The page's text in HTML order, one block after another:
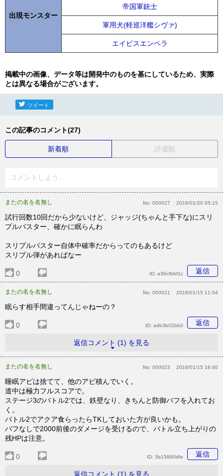
出現モンスター
帝国軍銃士
軍用犬(軽巡洋艦シヴァ)
エイビスエンペラ
掲載中の画像、データ等は開発中のものを基にしているため、実際
とは異なる場合がございます。
ツイート
この記事のコメント(27)
新着順 評価順
コメントしよう...
またの名を名無し No: 000027 2016/01/20 05:15
試行回数10回だから少ないけど、ジャッジ(ちゃんと手下な)にスリ
プルバスター、確かに眠らんわ
スリプルバスター自体中確率だからってのもあるけど
スリプル弾があればなー
0 返信
ID: a36cfbbf1c
またの名を名無し No: 000021 2016/01/15 11:04
眠らす相手間違ってんじゃねーの？
0 返信
ID: adb3b02bb0
返信コメント (1) を見る
またの名を名無し No: 000023 2016/01/15 18:40
睡眠アビは捨てて、他のアビ積んでいく。
道中は極力フルスコアで。
ステージ3のバトル2では、鉄壁なり、きちんと防御バフを入れてお
く。
バトル2でアクア食らったらTKしておいた方が良いかも。
バフなしで2000前後のダメージを受けるので、バトル立ち上がりの
残HPは注意。
0 返信
ID: 3b15890dfe
返信コメント (1) を見る